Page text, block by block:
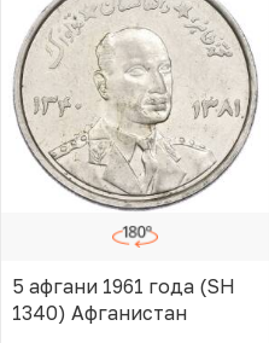
5 афгани 1961 года (SH
1340) Афганистан